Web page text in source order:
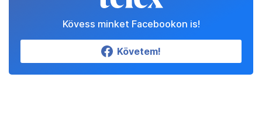
Kövess minket Facebookon is!
Követem!